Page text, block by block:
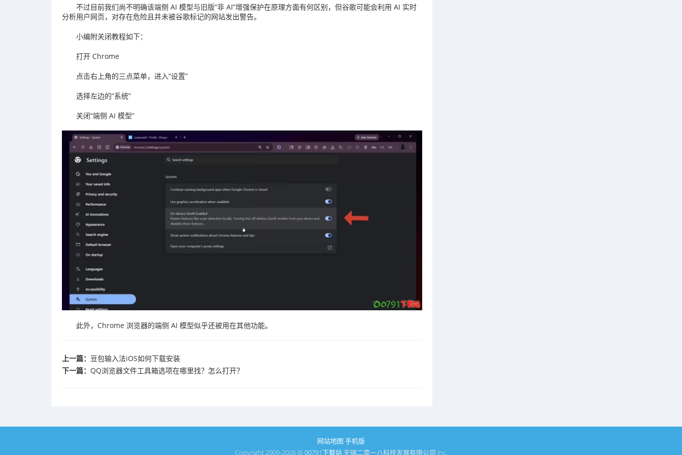
不过目前我们尚不明确该端侧 AI 模型与旧版“非 AI”增强保护在原理方面有何区别，但谷歌可能会利用 AI 实时
分析用户网页，对存在危险且并未被谷歌标记的网站发出警告。
小编附关闭教程如下：
打开 Chrome
点击右上角的三点菜单，进入“设置”
选择左边的“系统”
关闭“端侧 AI 模型”
此外，Chrome 浏览器的端侧 AI 模型似乎还被用在其他功能。
上一篇： 豆包输入法iOS如何下载安装
下一篇： QQ浏览器文件工具箱选项在哪里找？怎么打开？
网站地图 手机版
Copyright 2009-2026 ©00791下载站无锡二零一八科技发展有限公司 Inc.